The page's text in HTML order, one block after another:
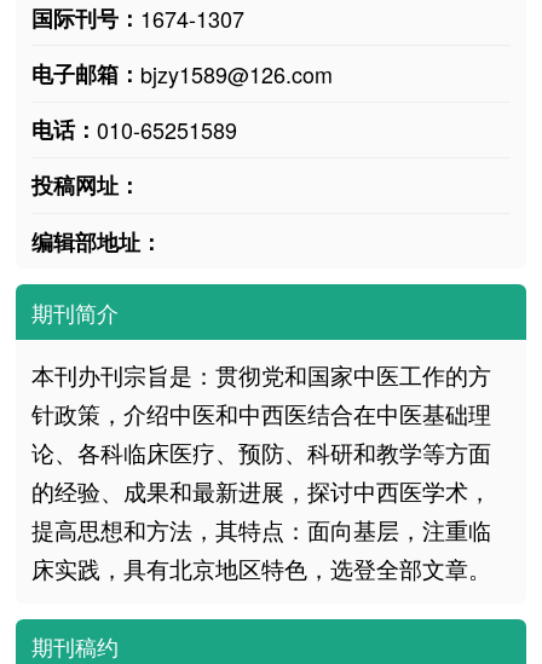
国际刊号： 1674-1307
电子邮箱： bjzy1589@126.com
电话： 010-65251589
投稿网址：
编辑部地址：
期刊简介
本刊办刊宗旨是：贯彻党和国家中医工作的方
针政策，介绍中医和中西医结合在中医基础理
论、各科临床医疗、预防、科研和教学等方面
的经验、成果和最新进展，探讨中西医学术，
提高思想和方法，其特点：面向基层，注重临
床实践，具有北京地区特色，选登全部文章。
期刊稿约